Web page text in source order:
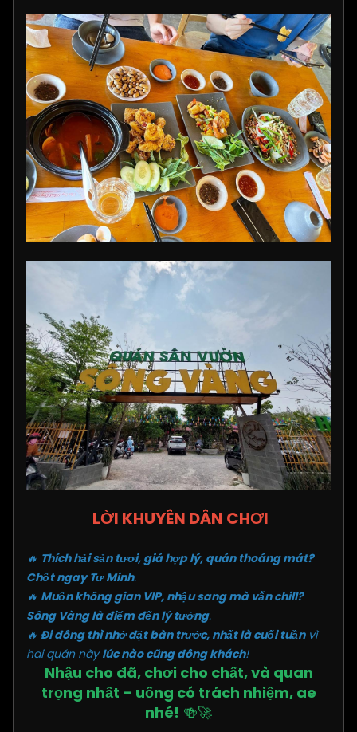
LỜI KHUYÊN DÂN CHƠI
🔥 Thích hải sản tươi, giá hợp lý, quán thoáng mát?
Chốt ngay Tư Minh.
🔥 Muốn không gian VIP, nhậu sang mà vẫn chill?
Sông Vàng là điểm đến lý tưởng.
🔥 Đi đông thì nhớ đặt bàn trước, nhất là cuối tuầnvì
hai quán nàylúc nào cũng đông khách!
Nhậu cho đã, chơi cho chất, và quan
trọng nhất – uống có trách nhiệm, ae
nhé! 🍻🚀